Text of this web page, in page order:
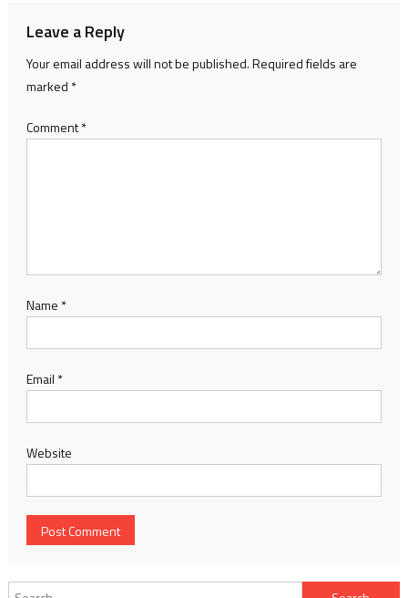
Leave a Reply
Your email address will not be published.Required fields are
marked *
Comment*
Name *
Email *
Website
Search